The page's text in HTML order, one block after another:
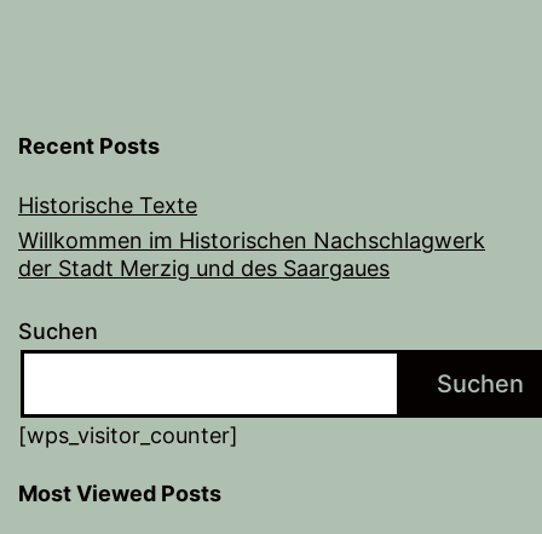
Recent Posts
Historische Texte
Willkommen im Historischen Nachschlagwerk
der Stadt Merzig und des Saargaues
Suchen
Suchen
[wps_visitor_counter]
Most Viewed Posts